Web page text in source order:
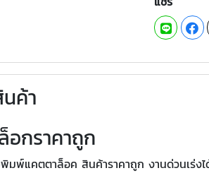
ค้า
กราคาถูก
มพ์แคตตาล็อค สินค้าราคาถูก งานด่วนเร่